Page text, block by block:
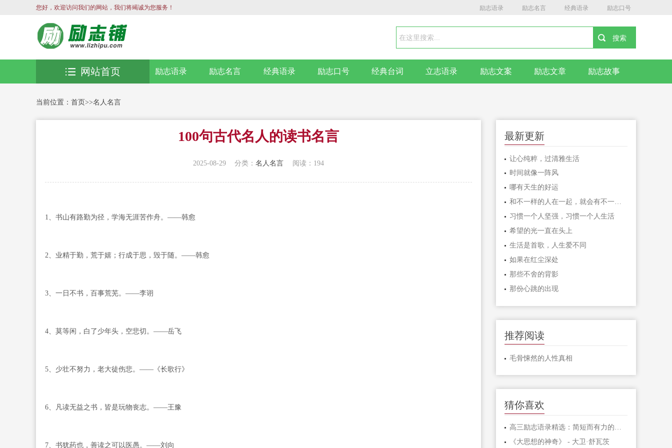
您好，欢迎访问我们的网站，我们将竭诚为您服务！ 励志语录 励志名言 经典语录 励志口号
励志语录 励志名言 经典语录 励志口号 经典台词 立志语录 励志文案 励志文章 励志故事
网站首页
当前位置： 首页>>名人名言
100句古代名人的读书名言
2025-08-29 分类：名人名言 阅读：194
1、书山有路勤为径，学海无涯苦作舟。——韩愈
2、业精于勤，荒于嬉；行成于思，毁于随。——韩愈
3、一日不书，百事荒芜。——李诩
4、莫等闲，白了少年头，空悲切。——岳飞
5、少壮不努力，老大徒伤悲。——《长歌行》
6、凡读无益之书，皆是玩物丧志。——王豫
7、书犹药也，善读之可以医愚。——刘向
最新更新
让心纯粹，过清雅生活
时间就像一阵风
哪有天生的好运
和不一样的人在一起，就会有不一样的人生
习惯一个人坚强，习惯一个人生活
希望的光一直在头上
生活是首歌，人生爱不同
如果在红尘深处
那些不舍的背影
那份心跳的出现
推荐阅读
毛骨悚然的人性真相
猜你喜欢
高三励志语录精选：简短而有力的激励句子
《大思想的神奇》 - 大卫·舒瓦茨